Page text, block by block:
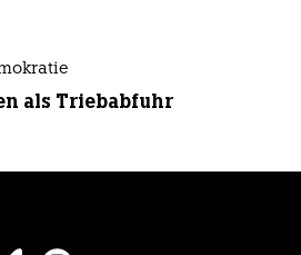
als Triebabfuhr